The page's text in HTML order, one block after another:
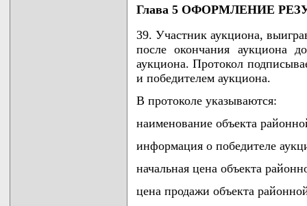
Глава 5 ОФОРМЛЕНИЕ
39. Участник аукциона,
после окончания аукциона
аукциона. Протокол
и победителем аукциона.
В протоколе указываются:
наименование объекта
информация о победителе
начальная цена объекта
цена продажи объекта